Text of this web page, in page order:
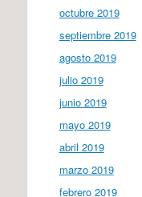
octubre 2019
septiembre 2019
agosto 2019
julio 2019
junio 2019
mayo 2019
abril 2019
marzo 2019
febrero 2019